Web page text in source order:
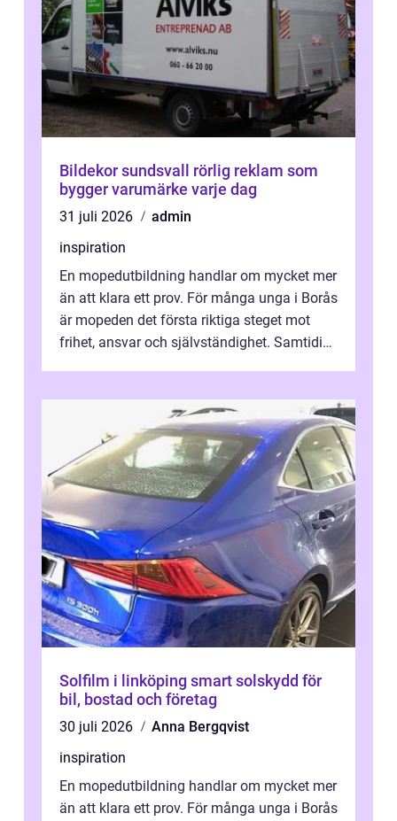
Bildekor sundsvall rörlig reklam som
bygger varumärke varje dag
31 juli 2026
admin
inspiration
En mopedutbildning handlar om mycket mer
än att klara ett prov. För många unga i Borås
är mopeden det första riktiga steget mot
frihet, ansvar och självständighet. Samtidigt
Solfilm i linköping smart solskydd för
bil, bostad och företag
30 juli 2026
Anna Bergqvist
inspiration
En mopedutbildning handlar om mycket mer
än att klara ett prov. För många unga i Borås